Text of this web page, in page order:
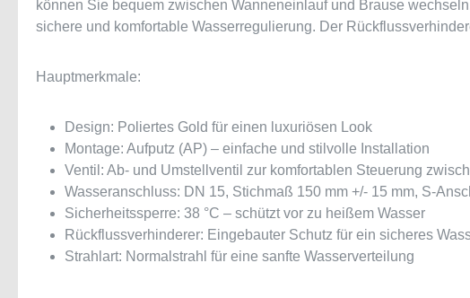
können Sie bequem zwischen Wanneneinlauf und Brause
sichere und komfortable Wasserregulierung. Der
Hauptmerkmale:
Design: Poliertes Gold für einen luxuriösen Look
Montage: Aufputz (AP) – einfache und stilvolle Installation
Ventil: Ab- und Umstellventil zur komfortablen Steuerung
Wasseranschluss: DN 15, Stichmaß 150 mm +/- 15 mm, S-
Sicherheitssperre: 38 °C – schützt vor zu heißem Wasser
Rückflussverhinderer: Eingebauter Schutz für ein sicheres
Strahlart: Normalstrahl für eine sanfte Wasserverteilung